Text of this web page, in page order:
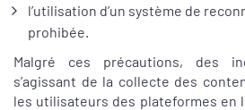
l’utilisation d’un système de
prohibée.
Malgré ces précautions, des
s’agissant de la collecte des
les utilisateurs des plateformes en